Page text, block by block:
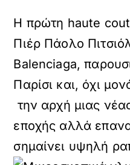
Η πρώτη haute
Πιέρ Πάολο
Balenciaga,
Παρίσι και, όχι
την αρχή μιας
εποχής αλλά
σημαίνει υψηλή